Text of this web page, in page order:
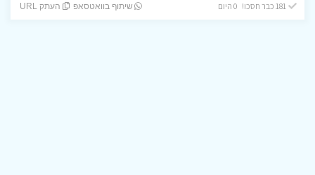
181 כבר חסכו! 0 היום שיתוף בוואטסאפ העתק URL